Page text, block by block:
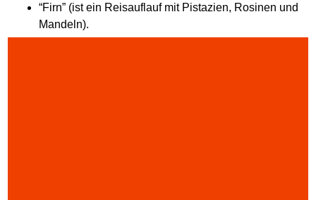
“Firn” (ist ein Reisauflauf mit Pistazien, Rosinen und
Mandeln).